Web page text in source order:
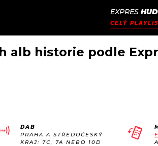
SEZNAM.CZ
EXPRES
CELÝ
alb historie podle
DAB
PRAHA A STŘEDOČESKÝ
KRAJ: 7C, 7A NEBO 10D